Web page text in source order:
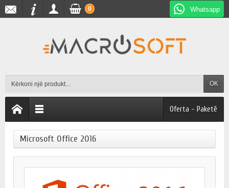
Whatsapp
OK
0
Oferta - Paketë
Microsoft Office 2016